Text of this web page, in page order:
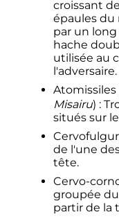
croissant
épaules du
par un
hache
utilisée au
l'adversaire.
Atomissiles
Misairu) :
situés sur
de l'une
tête.
Cervo-
groupée du
partir de la